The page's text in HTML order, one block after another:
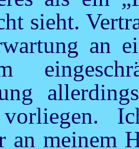
sieht.
an
vorliegen.
an meinem